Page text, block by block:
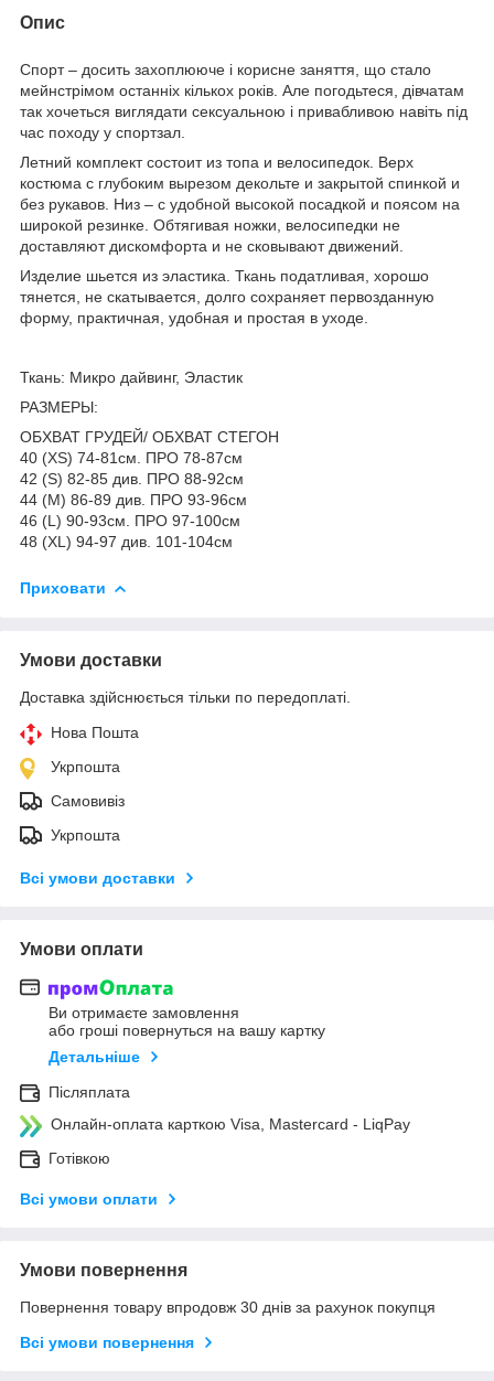
Опис
Спорт – досить захоплююче і корисне заняття, що стало
мейнстрімом останніх кількох років. Але погодьтеся, дівчатам
так хочеться виглядати сексуальною і привабливою навіть під
час походу у спортзал.
Летний комплект состоит из топа и велосипедок. Верх
костюма с глубоким вырезом декольте и закрытой спинкой и
без рукавов. Низ – с удобной высокой посадкой и поясом на
широкой резинке. Обтягивая ножки, велосипедки не
доставляют дискомфорта и не сковывают движений.
Изделие шьется из эластика. Ткань податливая, хорошо
тянется, не скатывается, долго сохраняет первозданную
форму, практичная, удобная и простая в уходе.
Ткань: Микро дайвинг, Эластик
РАЗМЕРЫ:
ОБХВАТ ГРУДЕЙ/ ОБХВАТ СТЕГОН
40 (XS) 74-81см. ПРО 78-87см
42 (S) 82-85 див. ПРО 88-92см
44 (M) 86-89 див. ПРО 93-96см
46 (L) 90-93см. ПРО 97-100см
48 (XL) 94-97 див. 101-104см
Приховати
Умови доставки
Доставка здійснюється тільки по передоплаті.
Нова Пошта
Укрпошта
Самовивіз
Укрпошта
Всі умови доставки
Умови оплати
Ви отримаєте замовлення
або гроші повернуться на вашу картку
Детальніше
Післяплата
Онлайн-оплата карткою Visa, Mastercard - LiqPay
Готівкою
Всі умови оплати
Умови повернення
Повернення товару впродовж 30 днів за рахунок покупця
Всі умови повернення